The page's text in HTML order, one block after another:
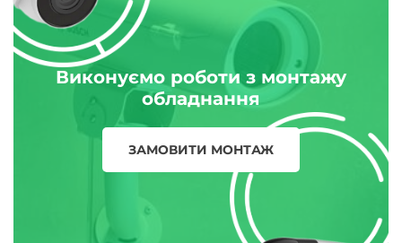
Виконуємо роботи з монтажу
обладнання
ЗАМОВИТИ МОНТАЖ